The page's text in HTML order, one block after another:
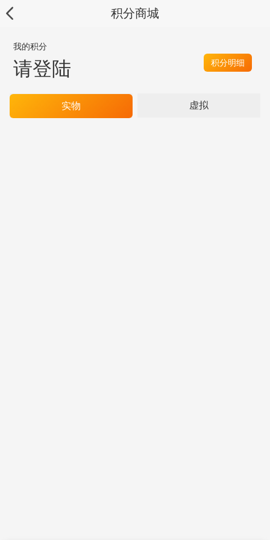
积分商城
我的积分
请登陆 积分明细
实物 虚拟